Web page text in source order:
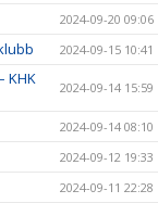
2024-09-20 09:06
2024-09-15 10:41
KHK
2024-09-14 15:59
2024-09-14 08:10
2024-09-12 19:33
2024-09-11 22:28